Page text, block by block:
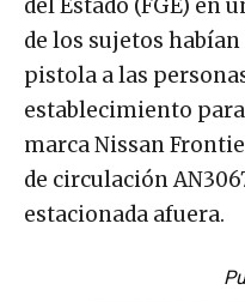
del Estado (FGE) en
de los sujetos
pistola a las
establecimiento
marca Nissan
de circulación
estacionada afuera.